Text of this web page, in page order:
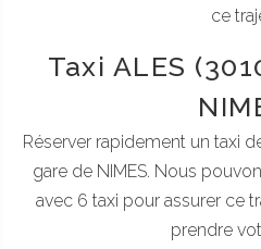
ce
Taxi ALES
Réserver rapidement un taxi
gare de NIMES. Nous
avec 6 taxi pour assurer ce
prendre